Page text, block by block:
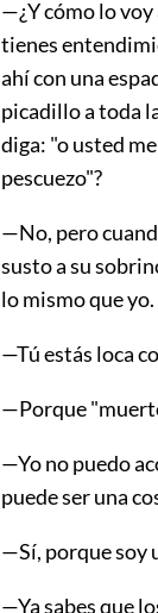
—¿Y cómo lo voy
tienes
ahí con una
picadillo a toda
diga: "o usted
pescuezo"?
—No, pero
susto a su
lo mismo que yo.
—Tú estás loca
—Porque
—Yo no puedo
puede ser una
—Sí, porque soy
—Ya sabes que